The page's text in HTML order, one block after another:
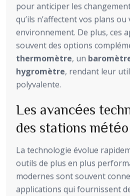
pour anticiper les
qu’ils n’affectent vos plans ou
environnement. De plus, ces
souvent des options
thermomètre, un
hygromètre, rendant leur
polyvalente.
Les avancées
des stations météo
La technologie évolue
outils de plus en plus
modernes sont souvent
applications qui fournissent